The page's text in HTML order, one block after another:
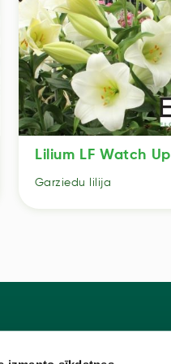
Lilium LF Watch Up
Garziedu lilija